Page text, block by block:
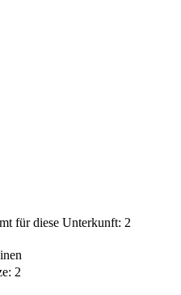
für diese Unterkunft: 2
2